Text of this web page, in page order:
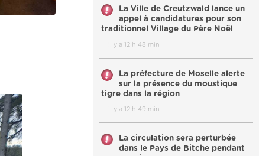
La Ville de Creutzwald lance un
appel à candidatures pour son
traditionnel Village du Père Noël
il y a 12 h 48 min
La préfecture de Moselle alerte
sur la présence du moustique
tigre dans la région
il y a 12 h 49 min
La circulation sera perturbée
dans le Pays de Bitche pendant